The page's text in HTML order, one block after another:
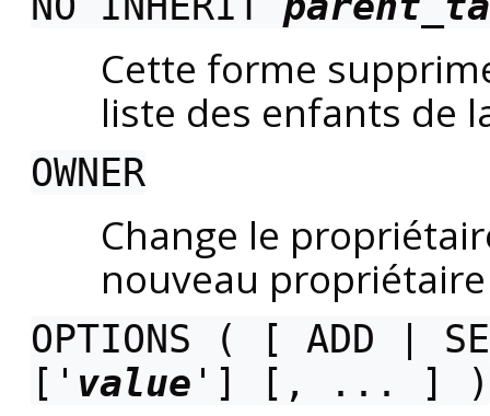
Cette forme
liste des enfants de
OWNER
Change le
nouveau
OPTIONS ( [ ADD |
[' value '] [, ... ] )